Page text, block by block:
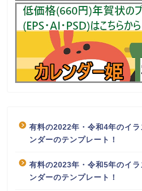
有料の2022年・令和4年のイ
ンダーのテンプレート！
有料の2023年・令和5年のイ
ンダーのテンプレート！